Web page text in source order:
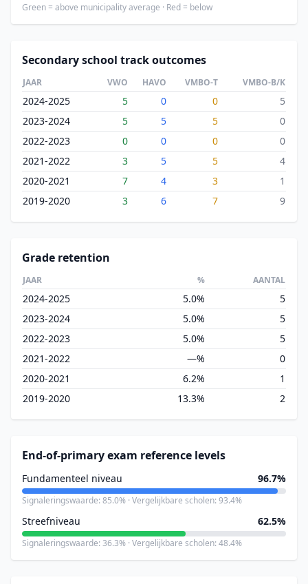
Green = above municipality average · Red = below
Secondary school track outcomes
JAAR VWO HAVO VMBO-T VMBO-B/K
2024-2025 5 0 0
5
2023-2024
5 5 5
0
2022-2023
0 0 0
0
2021-2022
3 5 5
4
2020-2021
7 4 3
1
2019-2020
3 6 7 9
Grade retention
JAAR % AANTAL
2024-2025 5.0%
5
2023-2024
5.0%
5
2022-2023
5.0%
5
2021-2022
—%
0
2020-2021
6.2%
1
2019-2020
13.3% 2
End-of-primary exam reference levels
Fundamenteel niveau 96.7%
Signaleringswaarde: 85.0% · Vergelijkbare scholen: 93.4%
Streefniveau 62.5%
Signaleringswaarde: 36.3% · Vergelijkbare scholen: 48.4%